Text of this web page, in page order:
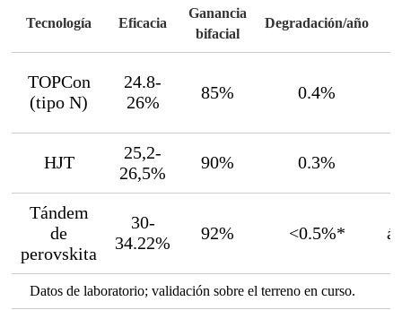
Tecnología Eficacia
Ganancia
bifacial
Degradación/año
TOPCon
(tipo N)
24.8-
26%
85% 0.4%
HJT
25,2-
26,5%
90% 0.3%
Tándem
de
perovskita
30-
34.22%
92% <0.5%*
Datos de laboratorio; validación sobre el terreno en curso.